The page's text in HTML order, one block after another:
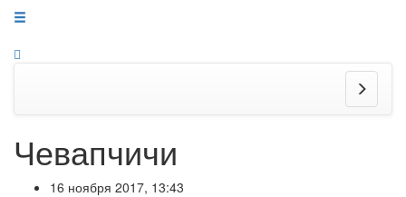
Чевапчичи
16 ноября 2017, 13:43